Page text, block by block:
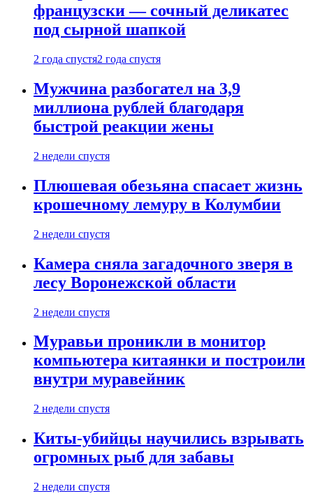
французски — сочный деликатес
под сырной шапкой
2 года спустя2 года спустя
Мужчина разбогател на 3,9
миллиона рублей благодаря
быстрой реакции жены
2 недели спустя
Плюшевая обезьяна спасает жизнь
крошечному лемуру в Колумбии
2 недели спустя
Камера сняла загадочного зверя в
лесу Воронежской области
2 недели спустя
Муравьи проникли в монитор
компьютера китаянки и построили
внутри муравейник
2 недели спустя
Киты-убийцы научились взрывать
огромных рыб для забавы
2 недели спустя